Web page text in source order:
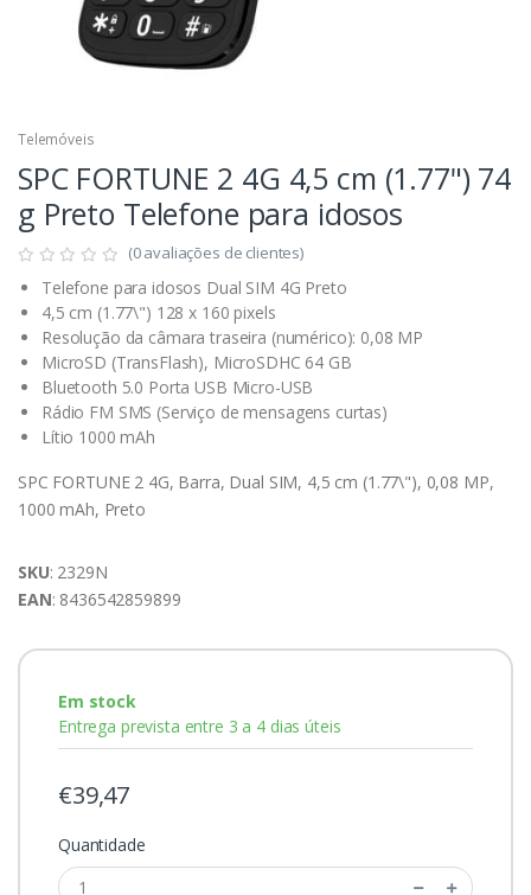
Telemóveis
SPC FORTUNE 2 4G 4,5 cm (1.77") 74
g Preto Telefone para idosos
(0 avaliações de clientes)
Telefone para idosos Dual SIM 4G Preto
4,5 cm (1.77\") 128 x 160 pixels
Resolução da câmara traseira (numérico): 0,08 MP
MicroSD (TransFlash), MicroSDHC 64 GB
Bluetooth 5.0 Porta USB Micro-USB
Rádio FM SMS (Serviço de mensagens curtas)
Lítio 1000 mAh
SPC FORTUNE 2 4G, Barra, Dual SIM, 4,5 cm (1.77\"), 0,08 MP,
1000 mAh, Preto
SKU: 2329N
EAN: 8436542859899
Em stock
Entrega prevista entre 3 a 4 dias úteis
€39,47
Quantidade